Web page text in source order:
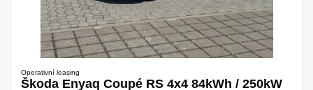
Operativní leasing
Škoda Enyaq Coupé RS 4x4 84kWh / 250kW